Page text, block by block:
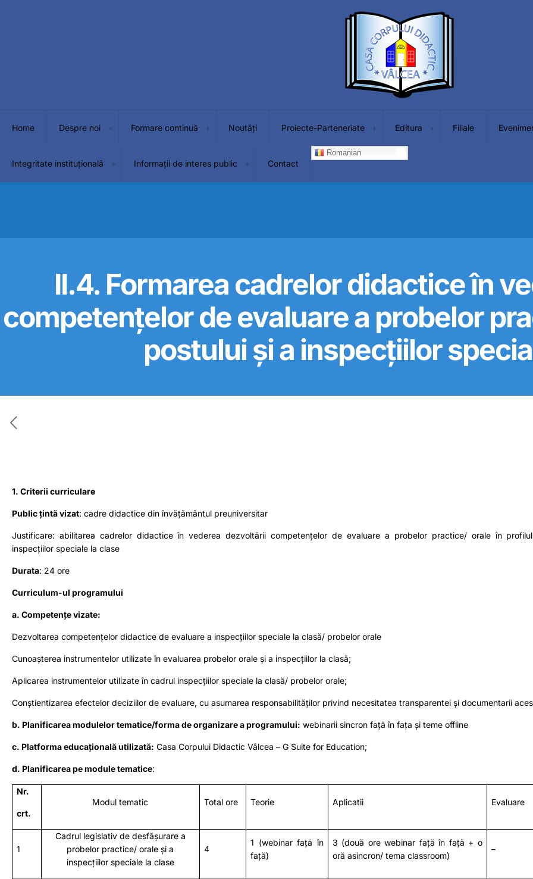
Home Despre noi Formare continuă Noutăți Proiecte-Parteneriate Editura Filiale
Integritate instituțională Informații de interes public Contact
Romanian
II.4. Formarea cadrelor didactice în
competențelor de evaluare a probelor
postului și a inspecțiilor
1. Criterii curriculare
Public țintă vizat: cadre didactice din învățământul preuniversitar
Justificare: abilitarea cadrelor didactice în vederea dezvoltării competențelor de evaluare a probelor practice/ orale în
inspecțiilor speciale la clase
Durata: 24 ore
Curriculum-ul programului
a. Competențe vizate:
Dezvoltarea competențelor didactice de evaluare a inspecțiilor speciale la clasă/ probelor orale
Cunoașterea instrumentelor utilizate în evaluarea probelor orale și a inspecțiilor la clasă;
Aplicarea instrumentelor utilizate în cadrul inspecțiilor speciale la clasă/ probelor orale;
Conștientizarea efectelor deciziilor de evaluare, cu asumarea responsabilităților privind necesitatea transparentei și documentarii
b. Planificarea modulelor tematice/forma de organizare a programului: webinarii sincron față în fața și teme offline
c. Platforma educațională utilizată: Casa Corpului Didactic Vâlcea – G Suite for Education;
d. Planificarea pe module tematice:
Nr.
crt.
Modul tematic Total ore Teorie Aplicatii Evaluare
1
Cadrul legislativ de desfășurare a
probelor practice/ orale și a
inspecțiilor speciale la clase
4
1 (webinar față în
față)
3 (două ore webinar față în față + o
oră asincron/ tema classroom)
–